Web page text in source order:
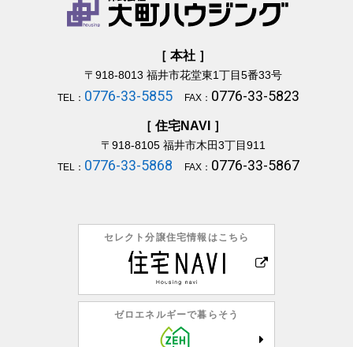
［ 本社 ］
〒918-8013 福井市花堂東1丁目5番33号
TEL： 0776-33-5855 FAX： 0776-33-5823
［ 住宅NAVI ］
〒918-8105福井市木田3丁目911
TEL： 0776-33-5868 FAX： 0776-33-5867
セレクト分譲住宅情報はこちら
ゼロエネルギーで暮らそう